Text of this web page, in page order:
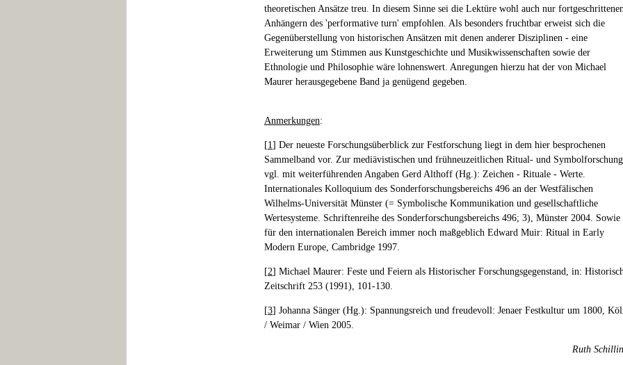
theoretischen Ansätze treu. In diesem Sinne sei die Lektüre wohl auch nur
Anhängern des 'performative turn' empfohlen. Als besonders fruchtbar erweist sich die
Gegenüberstellung von historischen Ansätzen mit denen anderer Disziplinen - eine
Erweiterung um Stimmen aus Kunstgeschichte und Musikwissenschaften sowie der
Ethnologie und Philosophie wäre lohnenswert. Anregungen hierzu hat der von Michael
Maurer herausgegebene Band ja genügend gegeben.
Anmerkungen:
[1] Der neueste Forschungsüberblick zur Festforschung liegt in dem hier besprochenen
Sammelband vor. Zur mediävistischen und frühneuzeitlichen Ritual- und Symbolforschung
vgl. mit weiterführenden Angaben Gerd Althoff (Hg.): Zeichen - Rituale - Werte.
Internationales Kolloquium des Sonderforschungsbereichs 496 an der Westfälischen
Wilhelms-Universität Münster (= Symbolische Kommunikation und gesellschaftliche
Wertesysteme. Schriftenreihe des Sonderforschungsbereichs 496; 3), Münster 2004. Sowie
für den internationalen Bereich immer noch maßgeblich Edward Muir: Ritual in Early
Modern Europe, Cambridge 1997.
[2] Michael Maurer: Feste und Feiern als Historischer Forschungsgegenstand, in:
Zeitschrift 253 (1991), 101-130.
[3] Johanna Sänger (Hg.): Spannungsreich und freudevoll: Jenaer Festkultur um 1800,
/ Weimar / Wien 2005.
Ruth